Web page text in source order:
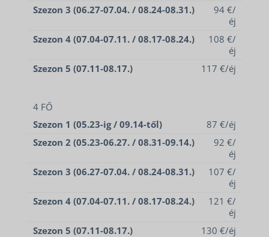
Szezon 3 (06.27-07.04. / 08.24-08.31.)
94 €/
éj
Szezon 4 (07.04-07.11. / 08.17-08.24.)
108 €/
éj
Szezon 5 (07.11-08.17.)
117 €/éj
4 FŐ
Szezon 1 (05.23-ig / 09.14-től)
87 €/éj
Szezon 2 (05.23-06.27. / 08.31-09.14.)
92 €/
éj
Szezon 3 (06.27-07.04. / 08.24-08.31.)
107 €/
éj
Szezon 4 (07.04-07.11. / 08.17-08.24.)
121 €/
éj
Szezon 5 (07.11-08.17.)
130 €/éj